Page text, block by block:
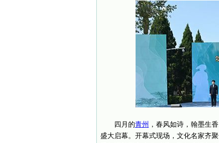
四月的青州 ，春风如诗，翰墨生
盛大启幕。开幕式现场，文化名家齐